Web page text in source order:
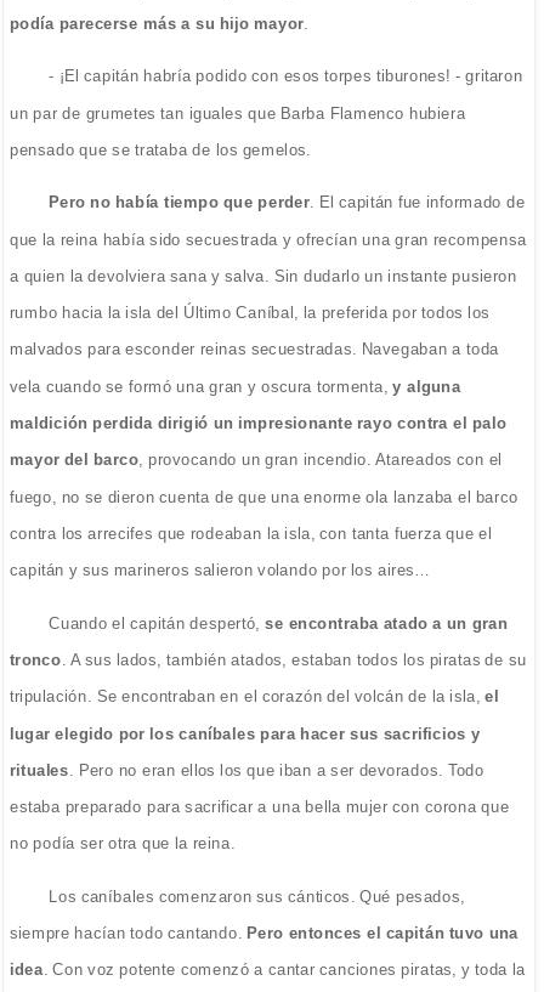
podía parecerse más a su hijo mayor
- ¡El capitán habría podido con esos torpes tiburones! - gritaron
un par de grumetes tan iguales que Barba Flamenco hubiera
pensado que se trataba de los gemelos.
Pero no había tiempo que perder. El capitán fue informado de
que la reina había sido secuestrada y ofrecían una gran recompensa
a quien la devolviera sana y salva. Sin dudarlo un instante pusieron
rumbo hacia la isla del Último Caníbal, la preferida por todos los
malvados para esconder reinas secuestradas. Navegaban a toda
vela cuando se formó una gran y oscura tormenta, y alguna
maldición perdida dirigió un impresionante rayo contra el palo
mayor del barco, provocando un gran incendio. Atareados con el
fuego, no se dieron cuenta de que una enorme ola lanzaba el barco
contra los arrecifes que rodeaban la isla, con tanta fuerza que el
capitán y sus marineros salieron volando por los aires…
Cuando el capitán despertó, se encontraba atado a un gran
tronco . A sus lados, también atados, estaban todos los piratas de su
tripulación. Se encontraban en el corazón del volcán de la isla, el
lugar elegido por los caníbales para hacer sus sacrificios y
rituales . Pero no eran ellos los que iban a ser devorados. Todo
estaba preparado para sacrificar a una bella mujer con corona que
no podía ser otra que la reina.
Los caníbales comenzaron sus cánticos. Qué pesados,
siempre hacían todo cantando. Pero entonces el capitán tuvo una
idea. Con voz potente comenzó a cantar canciones piratas, y toda la